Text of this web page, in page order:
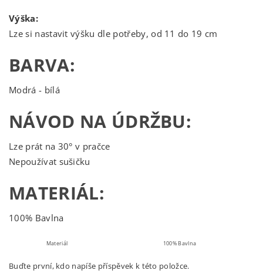
Výška:
Lze si nastavit výšku dle potřeby, od 11 do 19 cm
BARVA:
Modrá - bílá
NÁVOD NA ÚDRŽBU:
Lze prát na 30° v pračce
Nepoužívat sušičku
MATERIÁL:
100% Bavlna
Materiál 100% Bavlna
Buďte první, kdo napíše příspěvek k této položce.